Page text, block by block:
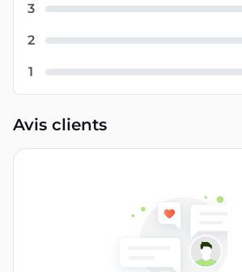
3
2
1
Avis clients